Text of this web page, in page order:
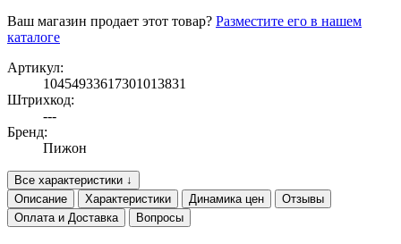
Ваш магазин продает этот товар? Разместите его в нашем
каталоге
Артикул:
10454933617301013831
Штрихкод:
---
Бренд:
Пижон
Все характеристики ↓
Описание
Характеристики Динамика цен
Отзывы
Оплата и Доставка
Вопросы